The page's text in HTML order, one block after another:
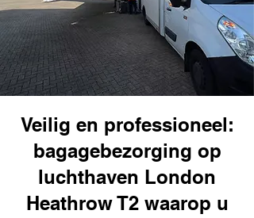
Veilig en professioneel:
bagagebezorging op
luchthaven London
Heathrow T2 waarop u